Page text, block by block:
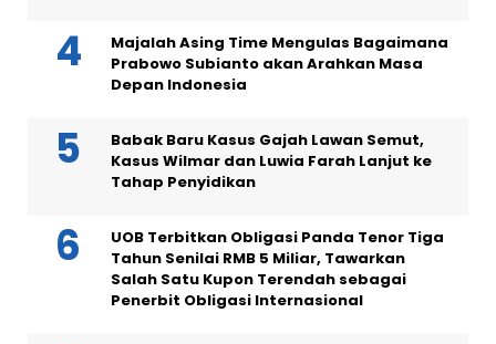
Majalah Asing Time Mengulas Bagaimana
Prabowo Subianto akan Arahkan Masa
Depan Indonesia
Babak Baru Kasus Gajah Lawan Semut,
Kasus Wilmar dan Luwia Farah Lanjut ke
Tahap Penyidikan
UOB Terbitkan Obligasi Panda Tenor Tiga
Tahun Senilai RMB 5 Miliar, Tawarkan
Salah Satu Kupon Terendah sebagai
Penerbit Obligasi Internasional